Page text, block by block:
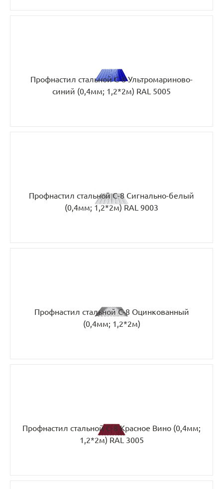
Профнастил стальной С-8 Ультромариново-
синий (0,4мм; 1,2*2м) RAL 5005
Профнастил стальной С-8 Сигнально-белый
(0,4мм; 1,2*2м) RAL 9003
Профнастил стальной С-8 Оцинкованный
(0,4мм; 1,2*2м)
Профнастил стальной С-8 Красное Вино (0,4мм;
1,2*2м) RAL 3005